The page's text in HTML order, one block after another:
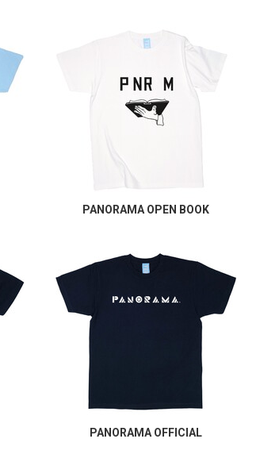
PANORAMA OPEN BOOK
PANORAMA OFFICIAL